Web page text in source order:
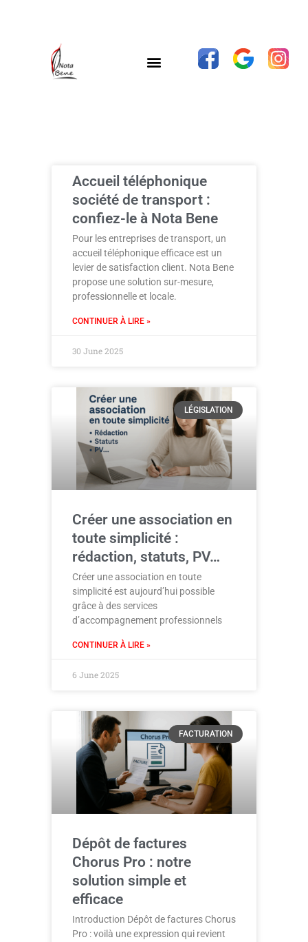
Accueil téléphonique
société de transport :
confiez-le à Nota Bene
Pour les entreprises de transport, un
accueil téléphonique efficace est un
levier de satisfaction client. Nota Bene
propose une solution sur-mesure,
professionnelle et locale.
CONTINUER À LIRE »
30 June 2025
LÉGISLATION
Créer une association en
toute simplicité :
rédaction, statuts, PV…
Créer une association en toute
simplicité est aujourd’hui possible
grâce à des services
d’accompagnement professionnels
CONTINUER À LIRE »
6 June 2025
FACTURATION
Dépôt de factures
Chorus Pro : notre
solution simple et
efficace
Introduction Dépôt de factures Chorus
Pro : voilà une expression qui revient